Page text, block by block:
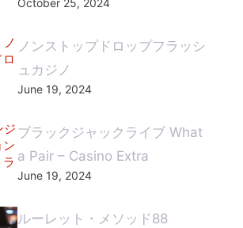
October 25, 2024
ノンストップドロップフラッシ
ュカジノ
June 19, 2024
ブラックジャックライブ What
a Pair – Casino Extra
June 19, 2024
ルーレット・メソッド88